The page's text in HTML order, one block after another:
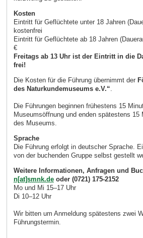
Kosten
Eintritt für Geflüchtete unter 18 Jahren
kostenfrei
Eintritt für Geflüchtete ab 18 Jahren
€
Freitags ab 13 Uhr ist der Eintritt in die
frei!
Die Kosten für die Führung übernimmt der
des Naturkundemuseums e.V.“.
Die Führungen beginnen frühestens 15
Museumsöffnung und enden spätestens 15
des Museums.
Sprache
Die Führung erfolgt in deutscher Sprache.
von der buchenden Gruppe selbst gestellt
Weitere Informationen, Anfragen und
n[at]smnk.deoder (0721) 175-2152
Mo und Mi 15–17 Uhr
Di 10–12 Uhr
Wir bitten um Anmeldung spätestens zwei
Führungstermin.